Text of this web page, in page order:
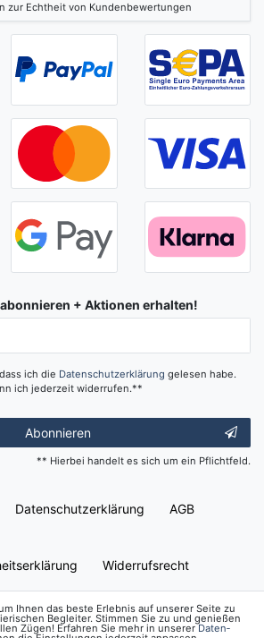
zur Echtheit von Kundenbewertungen
+ Aktionen erhalten!
ich die Daten­schutz­erklärung gelesen habe.
ich jederzeit widerrufen.**
Abonnieren
** Hierbei handelt es sich um ein Pflichtfeld.
Daten­schutz­erklärung AGB
Widerrufs­recht
widerrufen Kontakt
Ihnen das beste Erlebnis auf unserer Seite zu
Begleiter. Stimmen Sie zu und genießen
Zügen! Erfahren Sie mehr in unsererDaten­